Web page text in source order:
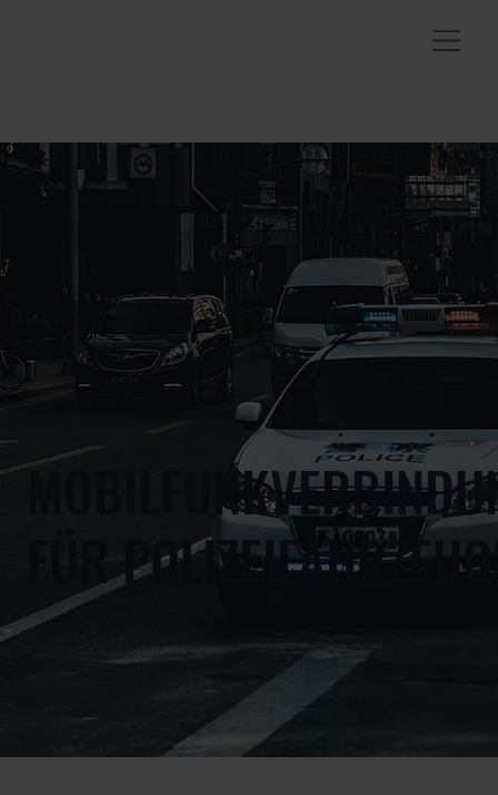
FÜR